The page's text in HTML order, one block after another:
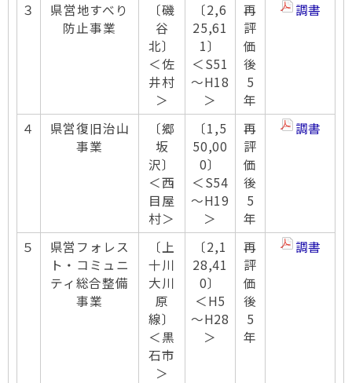
３
県営地すべり
防止事業
〔磯
谷
北〕
＜佐
井村
＞
〔2,6
25,61
1〕
＜S51
～H18
＞
再
評
価
後
5
年
調書
４
県営復旧治山
事業
〔郷
坂
沢〕
＜西
目屋
村＞
〔1,5
50,00
0〕
＜S54
～H19
＞
再
評
価
後
5
年
調書
５
県営フォレス
ト・コミュニ
ティ総合整備
事業
〔上
十川
大川
原
線〕
＜黒
石市
＞
〔2,1
28,41
0〕
＜H5
～H28
＞
再
評
価
後
5
年
調書